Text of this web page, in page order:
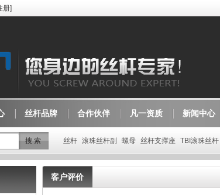
册]
丝杆品牌 合作伙伴 凡一资质 新闻中心
丝杆 滚珠丝杆副 螺母 丝杆支撑座 TBI滚珠丝杆
客户评价